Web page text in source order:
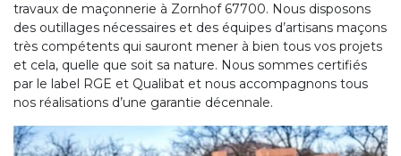
travaux de maçonnerie à Zornhof 67700. Nous disposons
des outillages nécessaires et des équipes d’artisans maçons
très compétents qui sauront mener à bien tous vos projets
et cela, quelle que soit sa nature. Nous sommes certifiés
par le label RGE et Qualibat et nous accompagnons tous
nos réalisations d’une garantie décennale.